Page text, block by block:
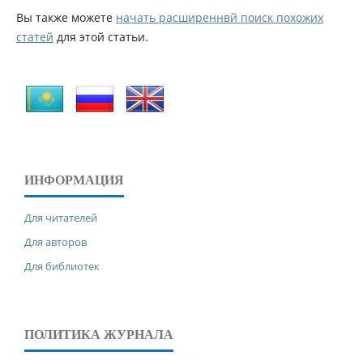
Вы также можете начать расширеннвй поиск похожих
статей для этой статьи.
ИНФОРМАЦИЯ
Для читателей
Для авторов
Для библиотек
ПОЛИТИКА ЖУРНАЛА